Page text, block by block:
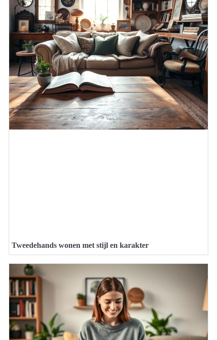
Tweedehands wonen met stijl en karakter